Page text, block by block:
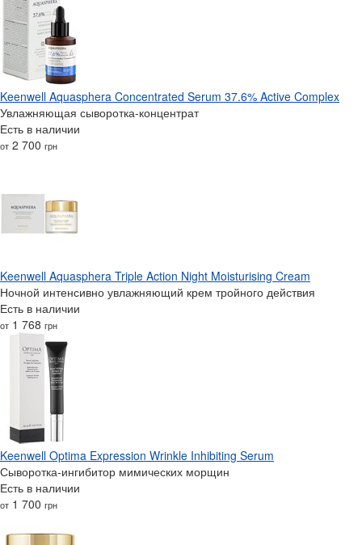
Keenwell Aquasphera Concentrated Serum 37.6% Active Complex
Увлажняющая сыворотка-концентрат
Есть в наличии
от 2 700 грн
Keenwell Aquasphera Triple Action Night Moisturising Cream
Ночной интенсивно увлажняющий крем тройного действия
Есть в наличии
от 1 768 грн
Keenwell Optima Expression Wrinkle Inhibiting Serum
Сыворотка-ингибитор мимических морщин
Есть в наличии
от 1 700 грн